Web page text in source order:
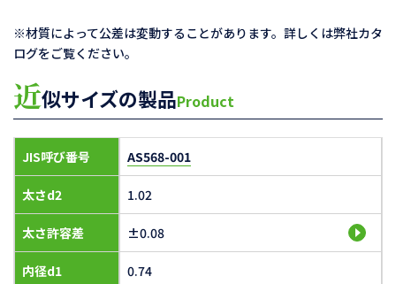
※材質によって公差は変動することがあります。詳しくは弊社カタ
ログをご覧ください。
近似サイズの製品Product
JIS呼び番号
太さd2
太さ許容差
内径d1
AS568-001
1.02
±0.08
0.74